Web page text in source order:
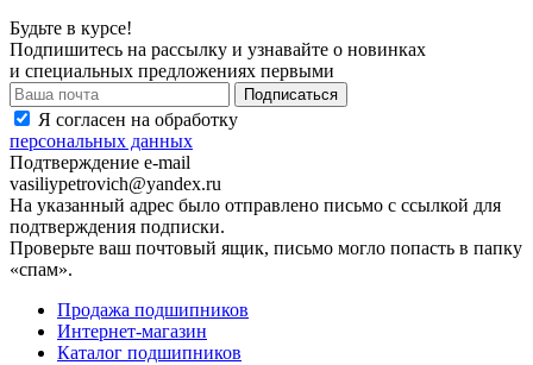
Будьте в курсе!
Подпишитесь на рассылку и узнавайте о новинках
и специальных предложениях первыми
Я согласен на обработку
персональных данных
Подтверждение e-mail
vasiliypetrovich@yandex.ru
На указанный адрес было отправлено письмо с ссылкой для
подтверждения подписки.
Проверьте ваш почтовый ящик, письмо могло попасть в папку
«спам».
Продажа подшипников
Интернет-магазин
Каталог подшипников